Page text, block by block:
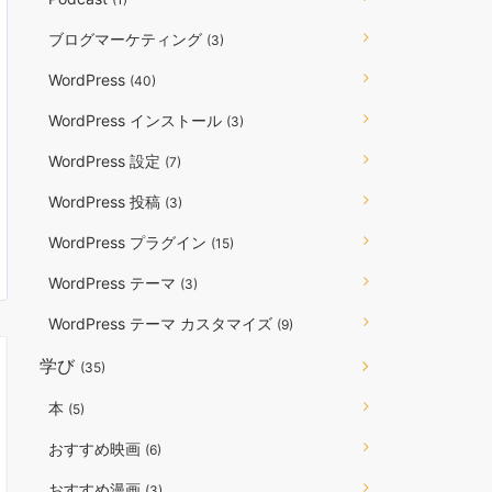
ブログマーケティング (3)
WordPress (40)
WordPress インストール (3)
WordPress 設定 (7)
WordPress 投稿 (3)
WordPress プラグイン (15)
WordPress テーマ (3)
WordPress テーマ カスタマイズ (9)
学び (35)
本 (5)
おすすめ映画 (6)